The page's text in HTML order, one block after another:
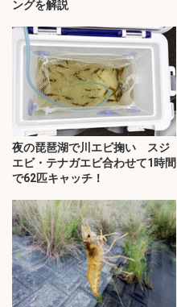
ングを解説
夜の琵琶湖で川エビ掬い スジ
エビ・テナガエビ合わせて1時間
で62匹キャッチ！